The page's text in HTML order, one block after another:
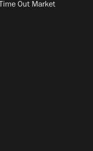
Time Out Market